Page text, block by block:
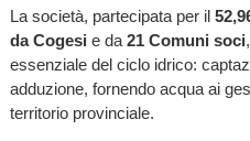
La società, partecipata per il
da Cogesi e da 21 Comuni soci
essenziale del ciclo idrico:
adduzione, fornendo acqua ai
territorio provinciale.